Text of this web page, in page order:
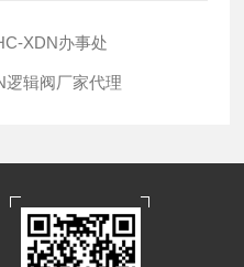
XDN办事处
逻辑阀厂家代理